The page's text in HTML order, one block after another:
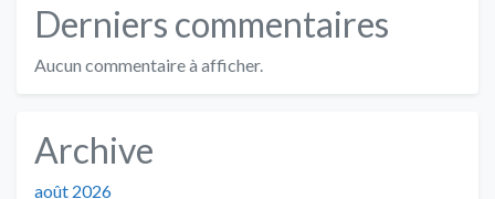
Derniers commentaires
Aucun commentaire à afficher.
Archive
août 2026